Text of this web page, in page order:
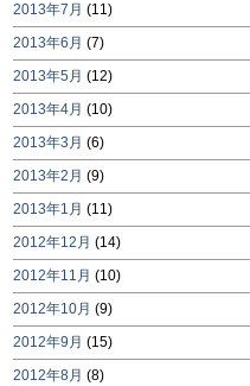
2013年7月 (11)
2013年6月 (7)
2013年5月 (12)
2013年4月 (10)
2013年3月 (6)
2013年2月 (9)
2013年1月 (11)
2012年12月 (14)
2012年11月 (10)
2012年10月 (9)
2012年9月 (15)
2012年8月 (8)